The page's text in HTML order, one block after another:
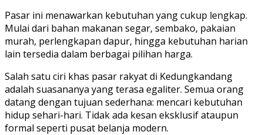
Pasar ini menawarkan kebutuhan yang cukup lengkap.
Mulai dari bahan makanan segar, sembako, pakaian
murah, perlengkapan dapur, hingga kebutuhan harian
lain tersedia dalam berbagai pilihan harga.
Salah satu ciri khas pasar rakyat di Kedungkandang
adalah suasananya yang terasa egaliter. Semua orang
datang dengan tujuan sederhana: mencari kebutuhan
hidup sehari-hari. Tidak ada kesan eksklusif ataupun
formal seperti pusat belanja modern.